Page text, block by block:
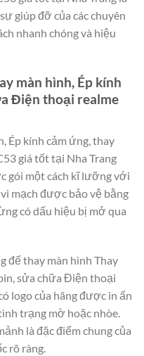
giúp đỡ của các chuyên
nhanh chóng và hiệu
màn hình, Ép kính
Điện thoại realme
Ép kính cảm ứng, thay
giá tốt tại Nha Trang
gói một cách kĩ lưỡng với
mạch được bảo vệ bằng
có dấu hiệu bị mở qua
để thay màn hình Thay
sửa chữa Điện thoại
logo của hãng được in ấn
trạng mờ hoặc nhòe.
là đặc điểm chung của
rõ ràng.